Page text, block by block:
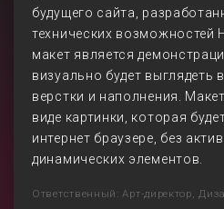
будущего сайта,
технических возможностей
макет является
визуально будет выглядеть
верстки и наполнения.
виде картинки, которая
интернет браузере, без
динамических элементов.
Ответственный: Арт-директор,